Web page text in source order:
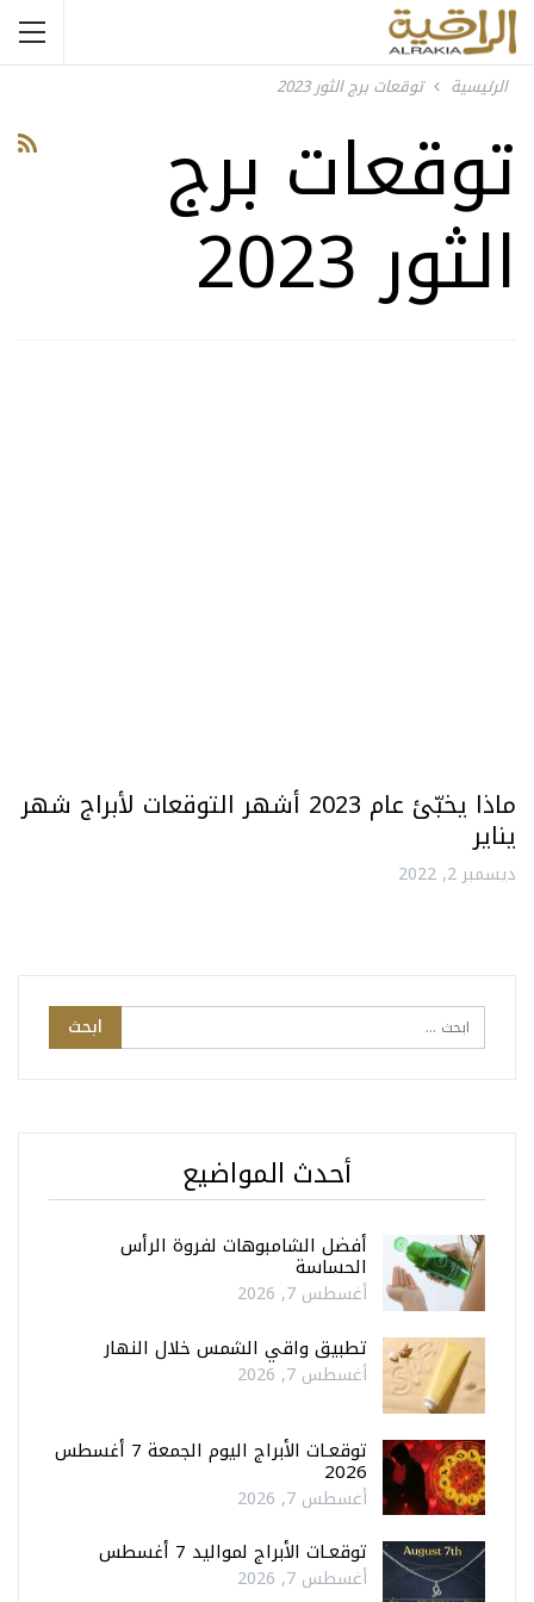
الرئيسية توقعات برج الثور 2023
توقعات برج
الثور 2023
ماذا يخبّئ عام 2023 أشهر التوقعات لأبراج شهر
يناير
ديسمبر 2, 2022
أحدث المواضيع
أفضل الشامبوهات لفروة الرأس
الحساسة
أغسطس 7, 2026
تطبيق واقي الشمس خلال النهار
أغسطس 7, 2026
توقعـات الأبراج اليوم الجمعة 7 أغسطس
2026
أغسطس 7, 2026
توقعـات الأبراج لمواليد 7 أغسطس
أغسطس 7, 2026